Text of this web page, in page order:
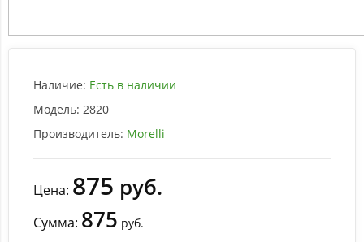
Наличие: Есть в наличии
Модель: 2820
Производитель: Morelli
Цена: 875 руб.
Сумма: 875 руб.